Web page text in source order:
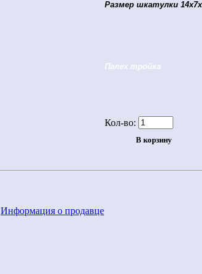
Размер шкатулки
Палех тройка
Кол-во:
Информация о продавце